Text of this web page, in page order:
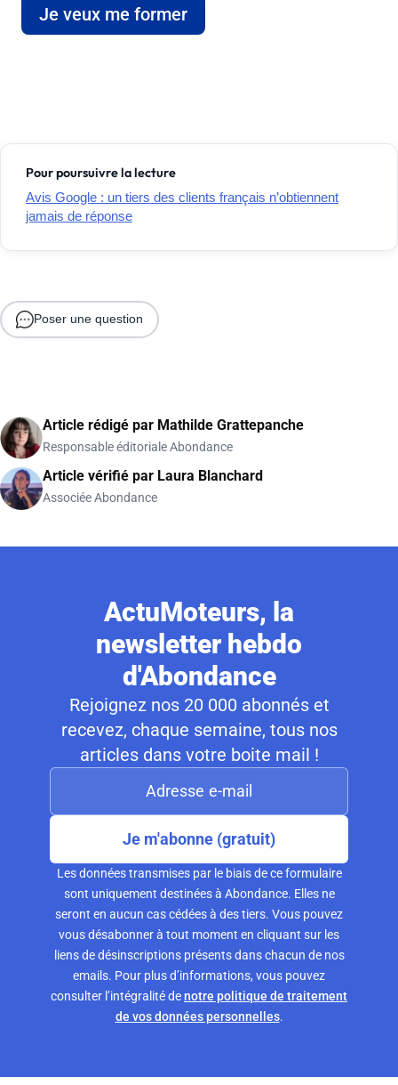
Je veux me former
Pour poursuivre la lecture
Avis Google : un tiers des clients français n’obtiennent
jamais de réponse
Poser une question
Article rédigé par Mathilde Grattepanche
Responsable éditoriale Abondance
Article vérifié par Laura Blanchard
Associée Abondance
ActuMoteurs, la
newsletter hebdo
d'Abondance
Rejoignez nos 20 000 abonnés et
recevez, chaque semaine, tous nos
articles dans votre boite mail !
Je m'abonne (gratuit)
Les données transmises par le biais de ce formulaire
sont uniquement destinées à Abondance. Elles ne
seront en aucun cas cédées à des tiers. Vous pouvez
vous désabonner à tout moment en cliquant sur les
liens de désinscriptions présents dans chacun de nos
emails. Pour plus d’informations, vous pouvez
consulter l’intégralité denotre politique de traitement
de vos données personnelles.